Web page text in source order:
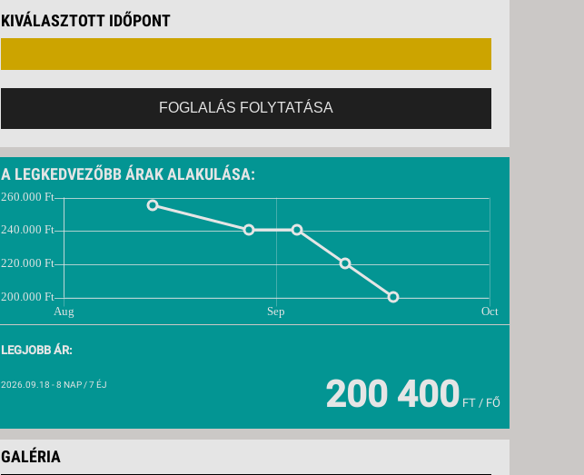
GALÉRIA
A LEGKEDVEZŐBB ÁRAK ALAKULÁSA:
LEGJOBB ÁR:
2026.09.18 - 8 NAP / 7 ÉJ 200 400 FT / FŐ
KIVÁLASZTOTT IDŐPONT
FOGLALÁS FOLYTATÁSA